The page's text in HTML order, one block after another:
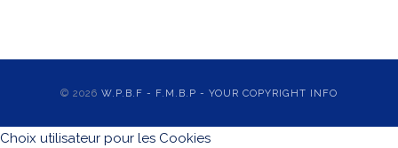
© 2026 W.P.B.F - F.M.B.P - YOUR COPYRIGHT INFO
Choix utilisateur pour les Cookies